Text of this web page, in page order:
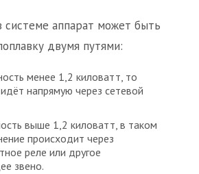
системе аппарат может быть
двумя путями:
менее 1,2 киловатт, то
напрямую через сетевой
выше 1,2 киловатт, в таком
происходит через
реле или другое
звено.